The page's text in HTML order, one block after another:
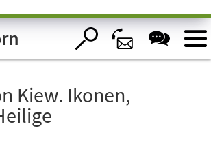
Kiew. Ikonen,